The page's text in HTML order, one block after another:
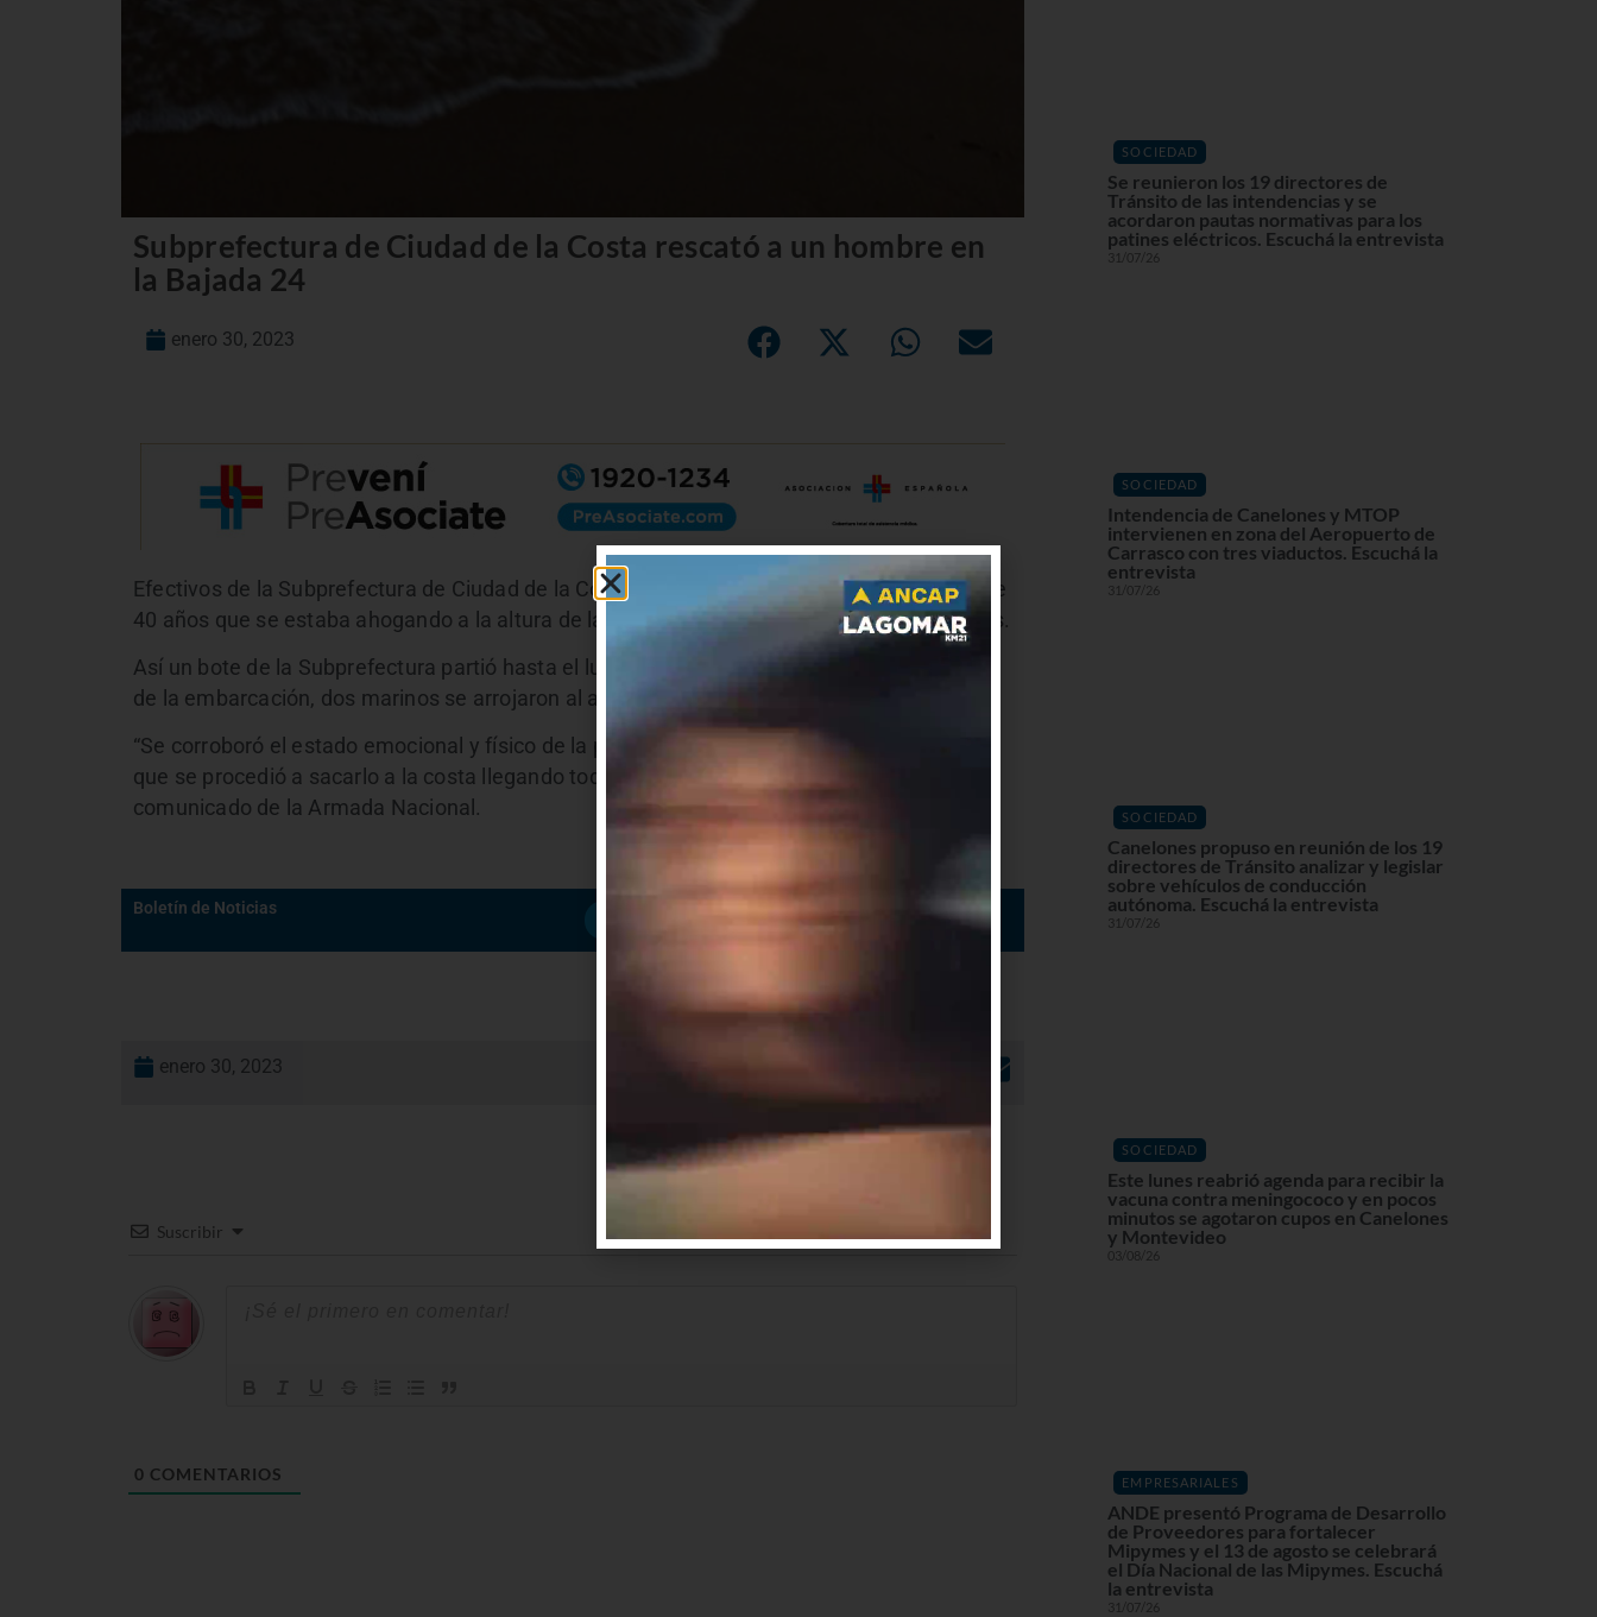
Subprefectura de Ciudad de la Costa rescató a un hombre en
la Bajada 24
enero 30, 2023
Efectivos de la Subprefectura de Ciudad de la Costa, realizaron el rescate de un hombre de
40 años que se estaba ahogando a la altura de la bajada 24 y a una distancia de 20 metros.
Así un bote de la Subprefectura partió hasta el lugar y frente a un desperfecto en el motor
de la embarcación, dos marinos se arrojaron al agua y lograron sacar al hombre con vida.
“Se corroboró el estado emocional y físico de la persona quien manifestó estar bien, por lo
que se procedió a sacarlo a la costa llegando todos en buen estado sanitario”, indica un
comunicado de la Armada Nacional.
Boletín de Noticias
enero 30, 2023
Suscribir
0 COMENTARIOS
SOCIEDAD
Se reunieron los 19 directores de
Tránsito de las intendencias y se
acordaron pautas normativas para los
patines eléctricos. Escuchá la entrevista
31/07/26
SOCIEDAD
Intendencia de Canelones y MTOP
intervienen en zona del Aeropuerto de
Carrasco con tres viaductos. Escuchá la
entrevista
31/07/26
SOCIEDAD
Canelones propuso en reunión de los 19
directores de Tránsito analizar y legislar
sobre vehículos de conducción
autónoma. Escuchá la entrevista
31/07/26
SOCIEDAD
Este lunes reabrió agenda para recibir la
vacuna contra meningococo y en pocos
minutos se agotaron cupos en Canelones
y Montevideo
03/08/26
EMPRESARIALES
ANDE presentó Programa de Desarrollo
de Proveedores para fortalecer
Mipymes y el 13 de agosto se celebrará
el Día Nacional de las Mipymes. Escuchá
la entrevista
31/07/26